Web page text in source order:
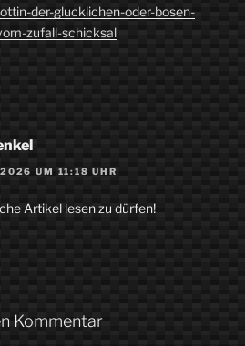
der-glucklichen-oder-bosen-
zufall-schicksal
UM 11:18 UHR
Artikel lesen zu dürfen!
Kommentar